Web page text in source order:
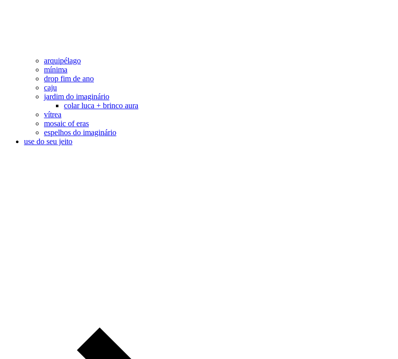
arquipélago
mínima
drop fim de ano
caju
jardim do imaginário
colar luca + brinco aura
vítrea
mosaic of eras
espelhos do imaginário
use do seu jeito